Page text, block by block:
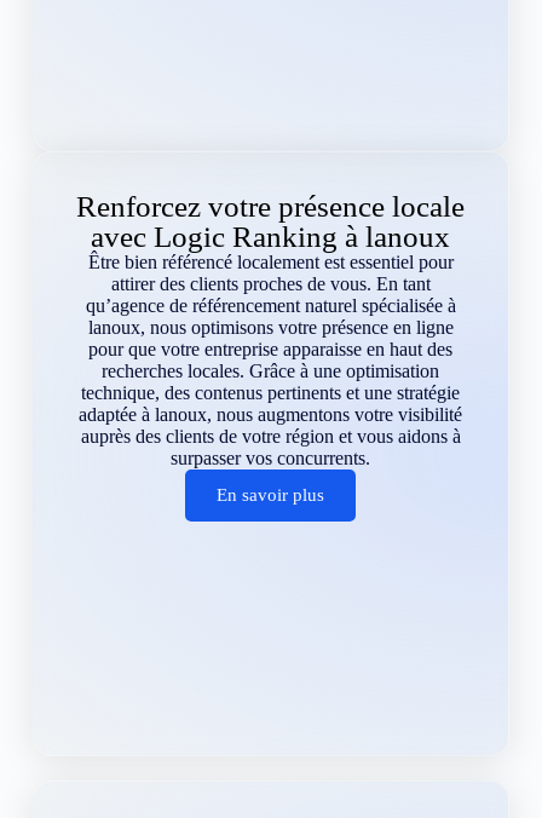
Renforcez votre présence locale
avec Logic Ranking à lanoux
Être bien référencé localement est essentiel pour
attirer des clients proches de vous. En tant
qu’agence de référencement naturel spécialisée à
lanoux, nous optimisons votre présence en ligne
pour que votre entreprise apparaisse en haut des
recherches locales. Grâce à une optimisation
technique, des contenus pertinents et une stratégie
adaptée à lanoux, nous augmentons votre visibilité
auprès des clients de votre région et vous aidons à
surpasser vos concurrents.
En savoir plus